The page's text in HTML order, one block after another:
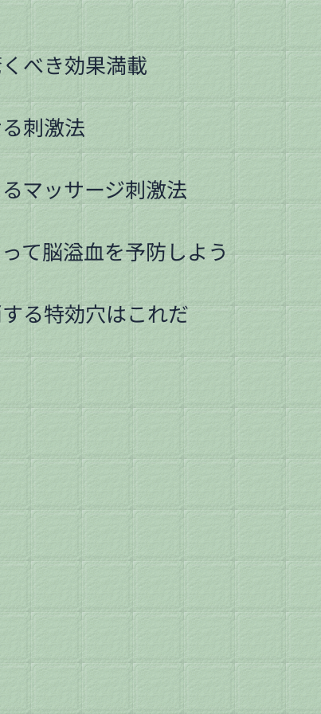
べき効果満載
刺激法
マッサージ刺激法
て脳溢血を予防しよう
る特効穴はこれだ